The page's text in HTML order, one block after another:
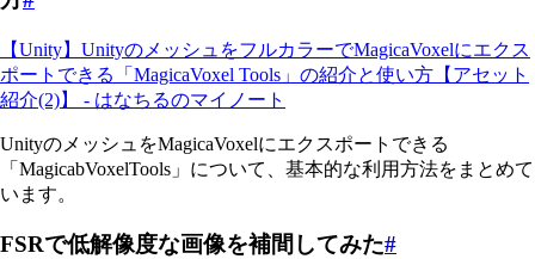
【Unity】UnityのメッシュをフルカラーでMagicaVoxelにエクス
ポートできる「MagicaVoxel Tools」の紹介と使い方【アセット
紹介(2)】 - はなちるのマイノート
UnityのメッシュをMagicaVoxelにエクスポートできる
「MagicabVoxelTools」について、基本的な利用方法をまとめて
います。
FSRで低解像度な画像を補間してみた#